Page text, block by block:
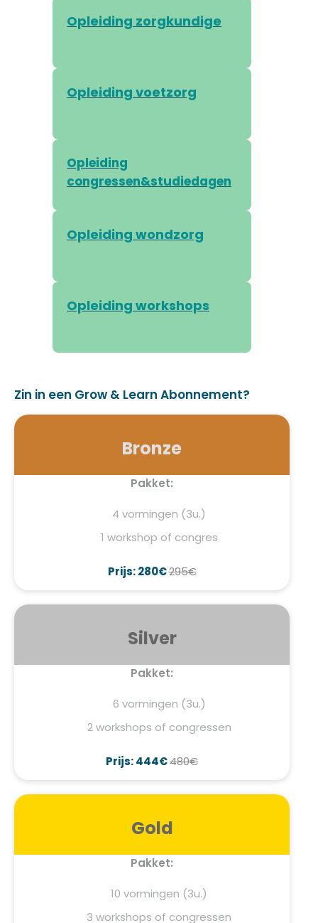
Opleiding zorgkundige
Opleiding voetzorg
Opleiding
congressen&studiedagen
Opleiding wondzorg
Opleiding workshops
Zin in een Grow & Learn Abonnement?
Bronze
Pakket:
4 vormingen (3u.)
1 workshop of congres
Prijs: 280€295€
Silver
Pakket:
6 vormingen (3u.)
2 workshops of congressen
Prijs: 444€480€
Gold
Pakket:
10 vormingen (3u.)
3 workshops of congressen